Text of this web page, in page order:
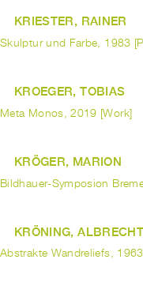
KRIESTER, RAINER
Skulptur und Farbe, 1983
KROEGER, TOBIAS
Meta Monos, 2019 [Work]
KRÖGER, MARION
Bildhauer-Symposion
KRÖNING, ALBRECHT
Abstrakte Wandreliefs, 1963